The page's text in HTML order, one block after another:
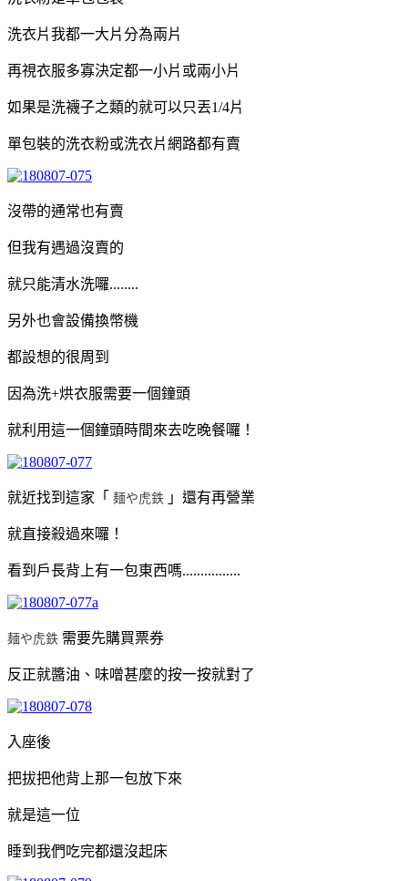
洗衣片我都一大片分為兩片
再視衣服多寡決定都一小片或兩小片
如果是洗襪子之類的就可以只丟1/4片
單包裝的洗衣粉或洗衣片網路都有賣
沒帶的通常也有賣
但我有遇過沒賣的
就只能清水洗囉........
另外也會設備換幣機
都設想的很周到
因為洗+烘衣服需要一個鐘頭
就利用這一個鐘頭時間來去吃晚餐囉！
就近找到這家「 麺や虎鉄 」還有再營業
就直接殺過來囉！
看到戶長背上有一包東西嗎................
麺や虎鉄 需要先購買票券
反正就醬油、味噌甚麼的按一按就對了
入座後
把拔把他背上那一包放下來
就是這一位
睡到我們吃完都還沒起床